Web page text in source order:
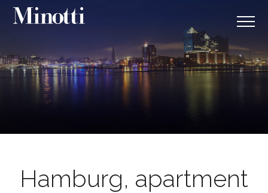
Hamburg, apartment